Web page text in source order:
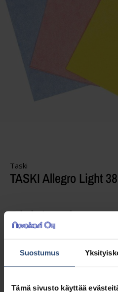
Suostumus
Tämä sivusto käyttää
Taski
TASKI Allegro Light
Tekokuitupyyhe
0,39